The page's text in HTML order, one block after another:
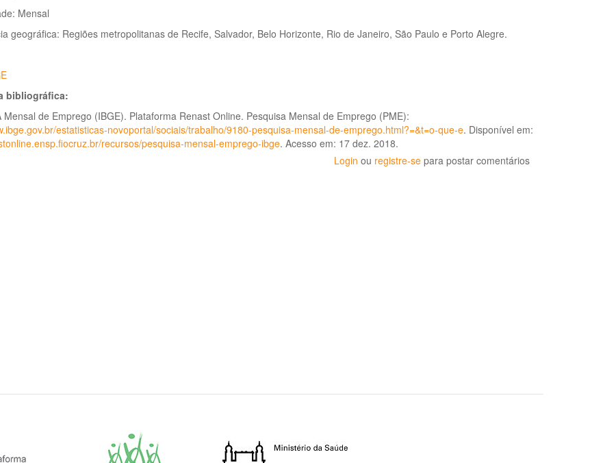
Mensal
geográfica: Regiões metropolitanas de Recife, Salvador, Belo Horizonte, Rio de Janeiro, São Paulo e Porto Alegre.
bibliográfica:
Mensal de Emprego (IBGE). Plataforma Renast Online. Pesquisa Mensal de Emprego (PME):
estatisticas-novoportal/sociais/trabalho/9180-pesquisa-mensal-de-emprego.html?=&t=o-que-e. Disponível em:
recursos/pesquisa-mensal-emprego-ibge. Acesso em: 17 dez. 2018.
Login ou registre-se para postar comentários